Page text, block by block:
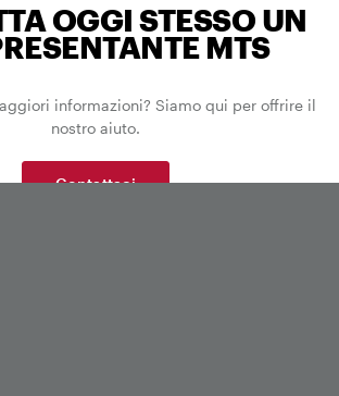
OGGI STESSO UN
MTS
informazioni? Siamo qui per offrire il
nostro aiuto.
Contattaci